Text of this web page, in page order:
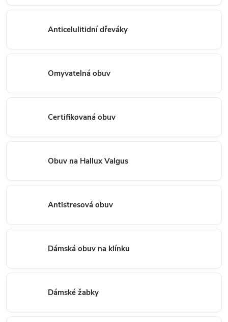
Anticelulitidní dřeváky
Omyvatelná obuv
Certifikovaná obuv
Obuv na Hallux Valgus
Antistresová obuv
Dámská obuv na klínku
Dámské žabky